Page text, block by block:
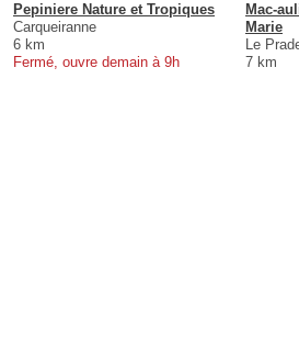
Pepiniere Nature et Tropiques
Carqueiranne
6 km
Fermé, ouvre demain à 9h
Mac-
Marie
Le
7 km